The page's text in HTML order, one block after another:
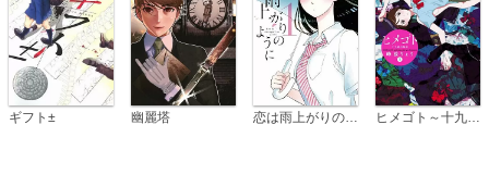
ギフト± 幽麗塔 ヒメゴト～十九歳の制服～